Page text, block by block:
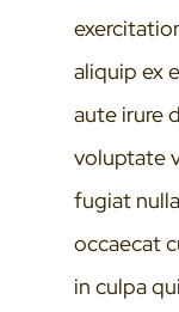
aliquip ex
aute irure
voluptate
fugiat
occaecat
in culpa